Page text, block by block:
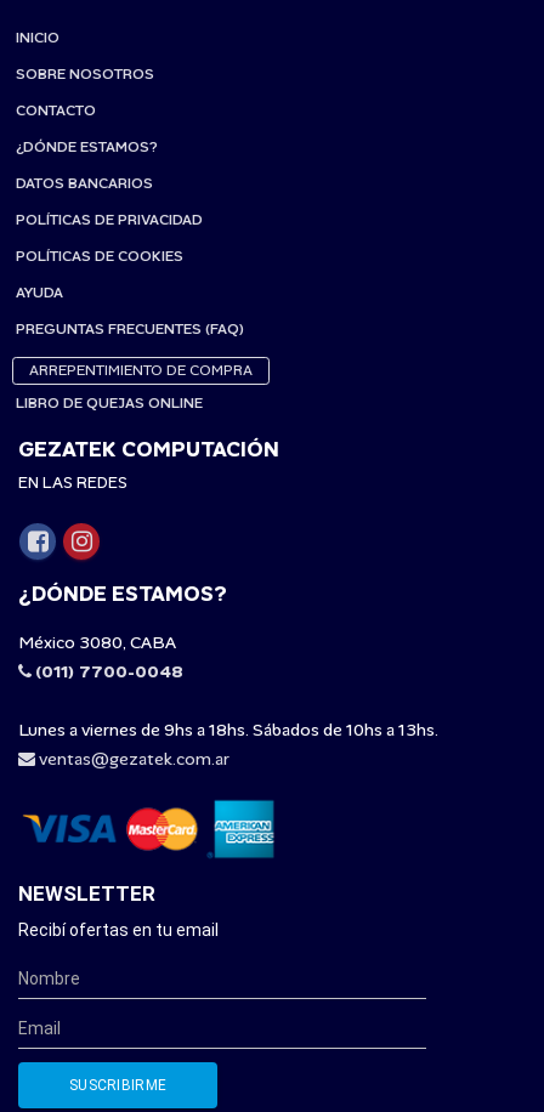
INICIO
SOBRE NOSOTROS
CONTACTO
¿DÓNDE ESTAMOS?
DATOS BANCARIOS
POLÍTICAS DE PRIVACIDAD
POLÍTICAS DE COOKIES
AYUDA
PREGUNTAS FRECUENTES (FAQ)
ARREPENTIMIENTO DE COMPRA
LIBRO DE QUEJAS ONLINE
GEZATEK COMPUTACIÓN
EN LAS REDES
¿DÓNDE ESTAMOS?
México 3080, CABA
(011) 7700-0048
Lunes a viernes de 9hs a 18hs. Sábados de 10hs a 13hs.
ventas@gezatek.com.ar
NEWSLETTER
Recibí ofertas en tu email